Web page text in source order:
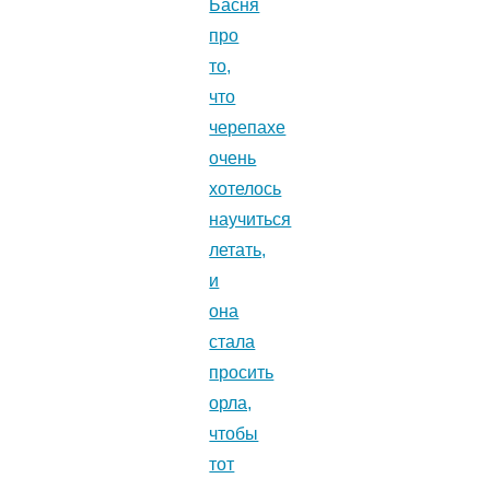
Басня
про
то,
что
черепахе
очень
хотелось
научиться
летать,
и
она
стала
просить
орла,
чтобы
тот